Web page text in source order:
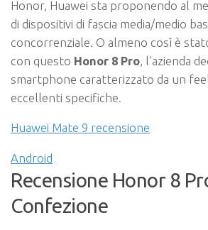
Honor, Huawei sta proponendo al
di dispositivi di fascia media/medio
concorrenziale. O almeno così è
con questo Honor 8 Pro , l’azienda
smartphone caratterizzato da un
eccellenti specifiche.
Huawei Mate 9 recensione
Android
Recensione Honor 8
Confezione